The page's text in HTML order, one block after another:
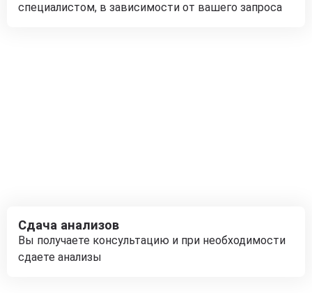
специалистом, в зависимости от вашего запроса
Сдача анализов
Вы получаете консультацию и при необходимости
сдаете анализы